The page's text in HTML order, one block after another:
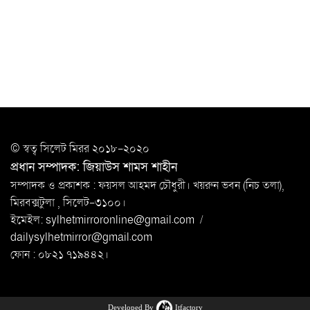
মানববন্ধন
রপ্তানি বৃদ্ধিতে ক্ষুদ্র উদ্যোক্তাদের মেলা বুথ ভাড়া মওকুফ :
বাণিজ্যমন্ত্রী
মুক্তাদির-আরিফসহ ১৮ মন্ত্রীর পুলিশ এসকর্ট
প্রত্যাহার
© স্বত্ব সি‌লেট মিরর ২০১৮-২০২০
প্রধান সম্পাদক: জিয়াউস শামস শাহীন
সম্পাদক ও প্রকাশক : ফয়সল আহমদ চৌধুরী। খয়রুন ভবন (নিচ তলা),
মিরবক্সটুলা ,সি‌লেট-৩১০০।
ইমেইল:sylhetmirroronline@gmail.com /
dailysylhetmirror@gmail.com
ফোন : ০৮২১ ৭১৯৪৪২।
Developed By Itfactory